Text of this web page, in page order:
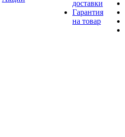
доставки
Гарантия
на товар